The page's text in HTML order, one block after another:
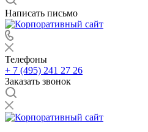
Написать письмо
Телефоны
+ 7 (495) 241 27 26
Заказать звонок